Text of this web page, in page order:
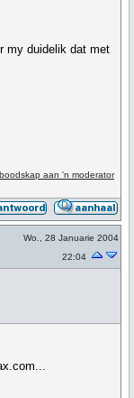
my duidelik dat met
aan 'n moderator
Wo., 28 Januarie 2004
22:04